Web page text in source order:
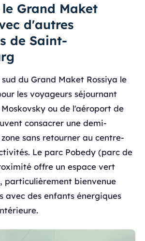
Grand Maket
d'autres
de Saint-
du Grand Maket Rossiya le
les voyageurs séjournant
ou de l'aéroport de
consacrer une demi-
sans retourner au centre-
Le parc Pobedy (parc de
offre un espace vert
particulièrement bienvenue
avec des enfants énergiques